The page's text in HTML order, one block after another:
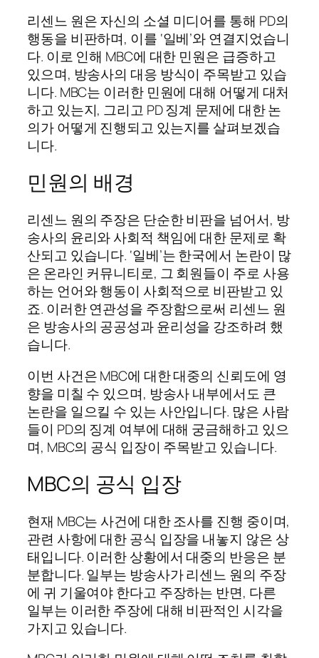
리센느 원은 자신의 소셜 미디어를 통해 PD의
행동을 비판하며, 이를 ‘일베’와 연결지었습니
다. 이로 인해 MBC에 대한 민원은 급증하고
있으며, 방송사의 대응 방식이 주목받고 있습
니다. MBC는 이러한 민원에 대해 어떻게 대처
하고 있는지, 그리고 PD 징계 문제에 대한 논
의가 어떻게 진행되고 있는지를 살펴보겠습
니다.
민원의 배경
리센느 원의 주장은 단순한 비판을 넘어서, 방
송사의 윤리와 사회적 책임에 대한 문제로 확
산되고 있습니다. ‘일베’는 한국에서 논란이 많
은 온라인 커뮤니티로, 그 회원들이 주로 사용
하는 언어와 행동이 사회적으로 비판받고 있
죠. 이러한 연관성을 주장함으로써 리센느 원
은 방송사의 공공성과 윤리성을 강조하려 했
습니다.
이번 사건은 MBC에 대한 대중의 신뢰도에 영
향을 미칠 수 있으며, 방송사 내부에서도 큰
논란을 일으킬 수 있는 사안입니다. 많은 사람
들이 PD의 징계 여부에 대해 궁금해하고 있으
며, MBC의 공식 입장이 주목받고 있습니다.
MBC의 공식 입장
현재 MBC는 사건에 대한 조사를 진행 중이며,
관련 사항에 대한 공식 입장을 내놓지 않은 상
태입니다. 이러한 상황에서 대중의 반응은 분
분합니다. 일부는 방송사가 리센느 원의 주장
에 귀 기울여야 한다고 주장하는 반면, 다른
일부는 이러한 주장에 대해 비판적인 시각을
가지고 있습니다.